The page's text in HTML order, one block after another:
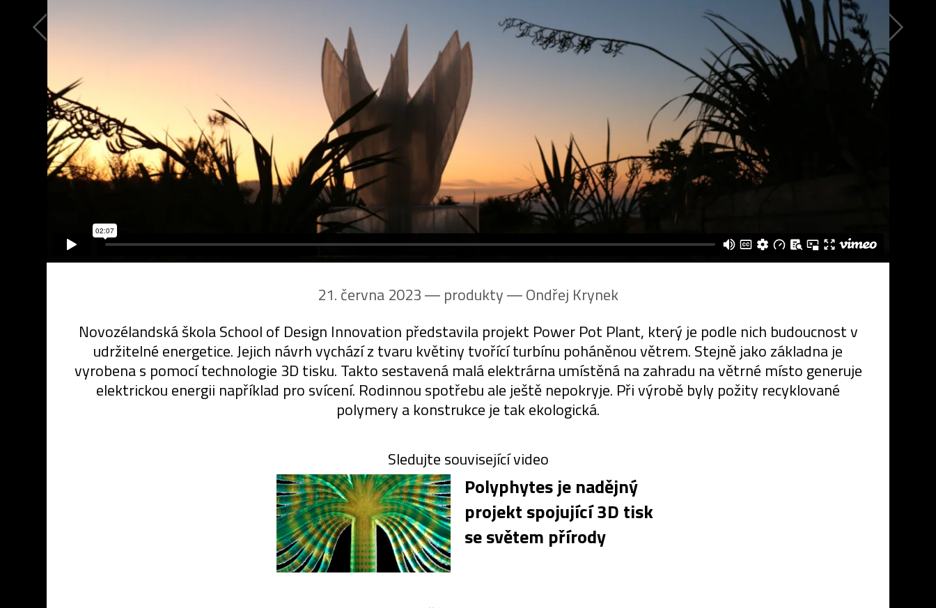
21. června 2023 ― produkty ―Ondřej Krynek
Novozélandská škola School of Design Innovation představila projekt Power Pot Plant, který je podle nich budoucnost v
udržitelné energetice. Jejich návrh vychází z tvaru květiny tvořící turbínu poháněnou větrem. Stejně jako základna je
vyrobena s pomocí technologie 3D tisku. Takto sestavená malá elektrárna umístěná na zahradu na větrné místo generuje
elektrickou energii například pro svícení. Rodinnou spotřebu ale ještě nepokryje. Při výrobě byly požity recyklované
polymery a konstrukce je tak ekologická.
Sledujte související video
Polyphytes je nadějný
projekt spojující 3D tisk
se světem přírody